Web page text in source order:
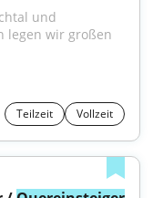
und
legen wir großen
Teilzeit Vollzeit